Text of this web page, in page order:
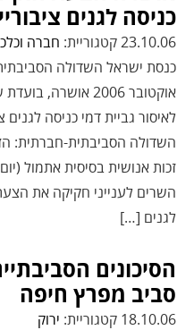
כניסה לגנים
23.10.06 קטגוריית: חברה
אוקטובר 2006
לאיסור גביית דמי כניסה לגנים
השדולה הסביבתית-חברתית:
השרים לענייני חקיקה את
לגנים […]
הסיכונים
סביב מפרץ חיפה
18.10.06 קטגוריית:
ירוק